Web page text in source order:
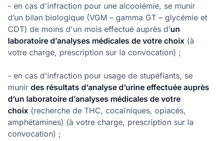
- en cas d'infraction pour une alcoolémie, se munir
d’un bilan biologique (VGM – gamma GT – glycémie et
CDT) de moins d'un mois effectué auprès d’un
laboratoire d’analyses médicales de votre choix (à
votre charge, prescription sur la convocation) ;
- en cas d'infraction pour usage de stupéfiants, se
munir des résultats d’analyse d’urine effectuée auprès
d’un laboratoire d’analyses médicales de votre
choix (recherche de THC, cocaïniques, opiacés,
amphétamines) (à votre charge, prescription sur la
convocation) ;